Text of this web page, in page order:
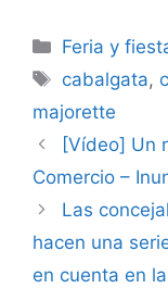
Categorías
Feria y
Etiquetas
cabalgata,
majorette
[Vídeo] Un
Comercio –
Las
hacen una
en cuenta en